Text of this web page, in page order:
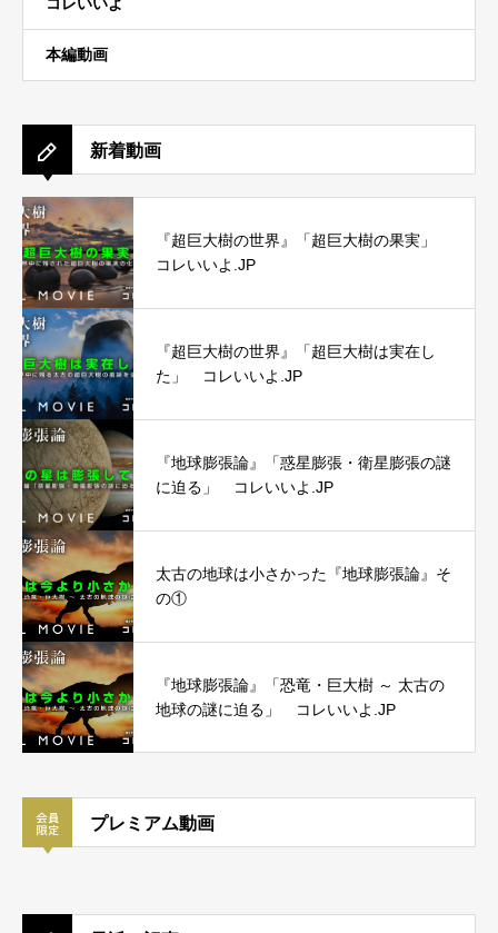
本編動画
新着動画
『超巨大樹の世界』「超巨大樹の果実」
コレいいよ.JP
『超巨大樹の世界』「超巨大樹は実在し
た」 コレいいよ.JP
『地球膨張論』「惑星膨張・衛星膨張の謎
に迫る」 コレいいよ.JP
太古の地球は小さかった『地球膨張論』そ
の①
『地球膨張論』「恐竜・巨大樹 ～ 太古の
地球の謎に迫る」 コレいいよ.JP
プレミアム動画